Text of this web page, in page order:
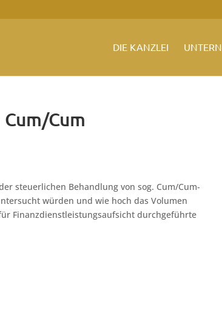
DIE KANZLEI
Cum
steuerlichen Behandlung von sog. Cum/Cum-
würden und wie hoch das Volumen
Finanzdienstleistungsaufsicht durchgeführte